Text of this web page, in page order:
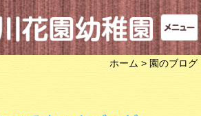
ホーム > 園のブログ